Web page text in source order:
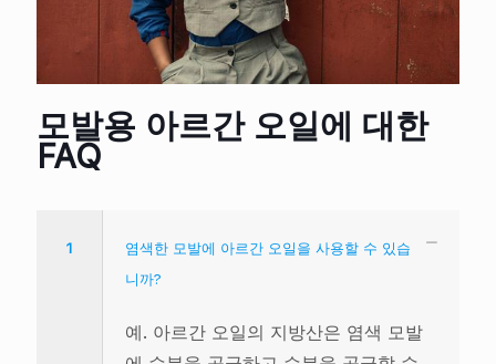
모발용 아르간 오일에 대한
FAQ
1
염색한 모발에 아르간 오일을 사용할 수 있습
니까?
예. 아르간 오일의 지방산은 염색 모발